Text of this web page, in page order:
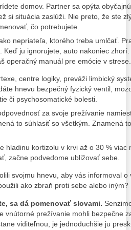
domov. Partner sa opýta
si situácia zaslúži. Nie preto, že ste
čo potrebujete.
nepriateľa, ktorého treba umlčať.
Keď ju ignorujete, auto nakoniec zhorí.
operačný manuál pre emócie v strese.
centre logiky, preváži limbický
hnevu bezpečný fyzický ventil,
či psychosomatické bolesti.
za svoje prežívanie
to súhlasiť so všetkým. Znamená
hladinu kortizolu v krvi až o 30 %
začne podvedome ubližovať sebe.
svojmu hnevu, aby vás informoval
ako zbraň proti sebe alebo iným?
sa dá pomenovať slovami.
vnútorné prežívanie mohli bezpečne
viditeľnou, je jednoduchšie ju